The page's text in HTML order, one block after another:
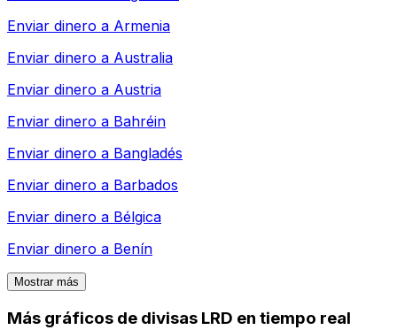
Enviar dinero a Armenia
Enviar dinero a Australia
Enviar dinero a Austria
Enviar dinero a Bahréin
Enviar dinero a Bangladés
Enviar dinero a Barbados
Enviar dinero a Bélgica
Enviar dinero a Benín
Mostrar más
Más gráficos de divisas LRD en tiempo real